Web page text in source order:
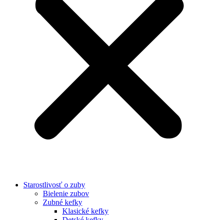
Starostlivosť o zuby
Bielenie zubov
Zubné kefky
Klasické kefky